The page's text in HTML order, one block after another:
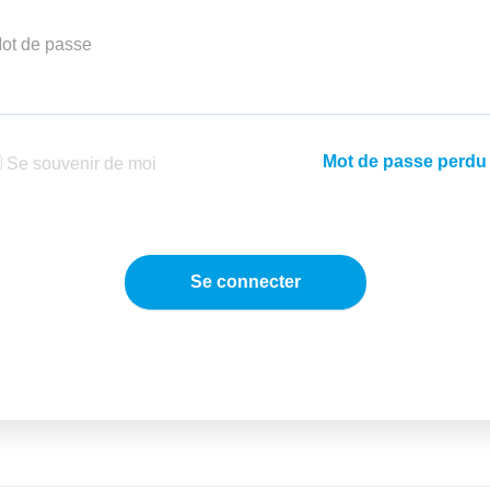
de passe
Mot de passe perdu
Se souvenir de moi